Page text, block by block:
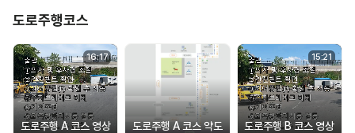
도로주행코스
16:17
도로주행 A 코스 영상 도로주행 A 코스 약도
15:21
도로주행 B 코스 영상